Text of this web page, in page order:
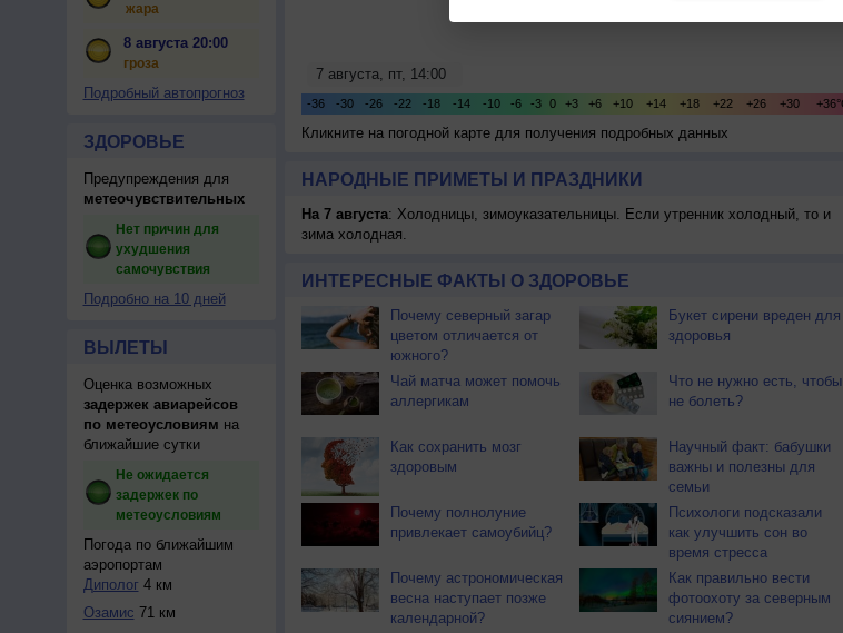
жара
8 августа 20:00
гроза
Подробный автопрогноз
ЗДОРОВЬЕ
Предупреждения для
метеочувствительных
Нет причин для
ухудшения
самочувствия
Подробно на 10 дней
ВЫЛЕТЫ
Оценка возможных
задержек авиарейсов
по метеоусловиям на
ближайшие сутки
Не ожидается
задержек по
метеоусловиям
Погода по ближайшим
аэропортам
Диполог 4 км
Озамис 71 км
Кликните на погодной карте для получения подробных данных
НАРОДНЫЕ ПРИМЕТЫ И ПРАЗДНИКИ
На 7 августа: Холодницы, зимоуказательницы. Если утренник холодный, то и
зима холодная.
ИНТЕРЕСНЫЕ ФАКТЫ О ЗДОРОВЬЕ
Почему северный загар
цветом отличается от
южного?
Букет сирени вреден для
здоровья
Чай матча может помочь
аллергикам
Что не нужно есть, чтобы
не болеть?
Как сохранить мозг
здоровым
Научный факт: бабушки
важны и полезны для
семьи
Почему полнолуние
привлекает самоубийц?
Психологи подсказали
как улучшить сон во
время стресса
Почему астрономическая
весна наступает позже
календарной?
Как правильно вести
фотоохоту за северным
сиянием?